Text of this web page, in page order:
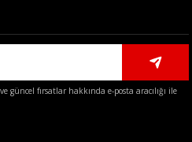
fırsatlar hakkında e-posta aracılığı ile